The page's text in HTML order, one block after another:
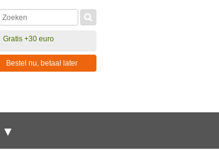
Gratis +30 euro
Bestel nu, betaal later